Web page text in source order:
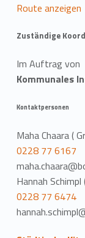
Route anzeigen
Zuständige
Im Auftrag von
Kommunales
Kontaktpersonen
Maha Chaara (
0228 77 6167
Hannah Schimpl
0228 77 6474